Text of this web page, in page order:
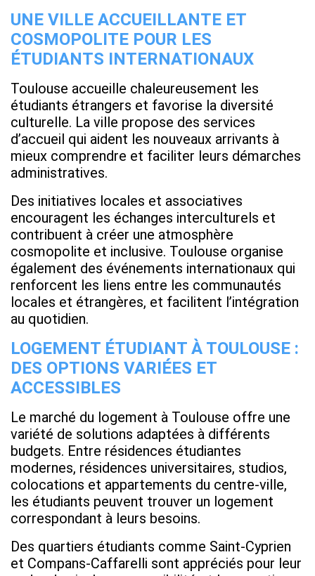
UNE VILLE ACCUEILLANTE ET
COSMOPOLITE POUR LES
ÉTUDIANTS INTERNATIONAUX
Toulouse accueille chaleureusement les
étudiants étrangers et favorise la diversité
culturelle. La ville propose des services
d’accueil qui aident les nouveaux arrivants à
mieux comprendre et faciliter leurs démarches
administratives.
Des initiatives locales et associatives
encouragent les échanges interculturels et
contribuent à créer une atmosphère
cosmopolite et inclusive. Toulouse organise
également des événements internationaux qui
renforcent les liens entre les communautés
locales et étrangères, et facilitent l’intégration
au quotidien.
LOGEMENT ÉTUDIANT À TOULOUSE :
DES OPTIONS VARIÉES ET
ACCESSIBLES
Le marché du logement à Toulouse offre une
variété de solutions adaptées à différents
budgets. Entre résidences étudiantes
modernes, résidences universitaires, studios,
colocations et appartements du centre-ville,
les étudiants peuvent trouver un logement
correspondant à leurs besoins.
Des quartiers étudiants comme Saint-Cyprien
et Compans-Caffarelli sont appréciés pour leur